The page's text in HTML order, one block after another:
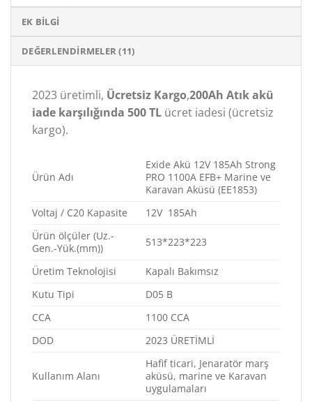
EK BILGI
DEĞERLENDIRMELER (11)
2023 üretimli, Ücretsiz Kargo,200Ah Atık akü
iade karşılığında 500 TL ücret iadesi (ücretsiz
kargo).
Ürün Adı
Exide Akü 12V 185Ah Strong
PRO 1100A EFB+ Marine ve
Karavan Aküsü (EE1853)
Voltaj / C20 Kapasite
12V 185Ah
Ürün ölçüler (Uz.-
Gen.-Yük.(mm))
513*223*223
Üretim Teknolojisi
Kapalı Bakımsız
Kutu Tipi
D05 B
CCA
1100 CCA
DOD
2023 ÜRETİMLİ
Kullanım Alanı
Hafif ticari, Jenaratör marş
aküsü, marine ve Karavan
uygulamaları